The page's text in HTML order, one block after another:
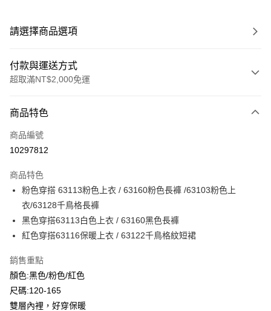
請選擇商品選項
付款與運送方式
超取滿NT$2,000免運
信用卡一次付款
超商取貨付款
Apple Pay
Google Pay
ATM付款
運送方式
全家付款取貨
每筆NT$80，滿NT$2,000(含以上)免運費
商品特色
商品編號
10297812
商品特色
粉色穿搭 63113粉色上衣 / 63160粉色長褲 /63103粉色上
衣/63128千鳥格長褲
黑色穿搭63113白色上衣 / 63160黑色長褲
紅色穿搭63116保暖上衣 / 63122千鳥格紋短裙
銷售重點
顏色:黑色/粉色/紅色
尺碼:120-165
雙層內裡，好穿保暖